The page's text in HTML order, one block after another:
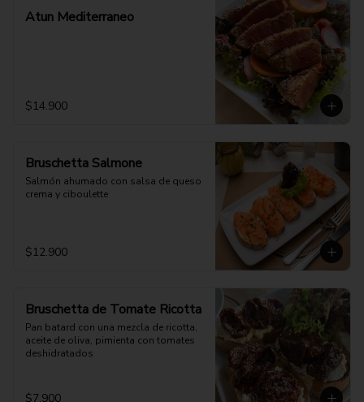
Atun Mediterraneo
$14.900
Bruschetta Salmone
Salmón ahumado con salsa de queso
crema y ciboulette
$12.900
Bruschetta de Tomate Ricotta
Pan batard con una mezcla de ricotta,
aceite de oliva, pimienta con tomates
deshidratados
$7.900